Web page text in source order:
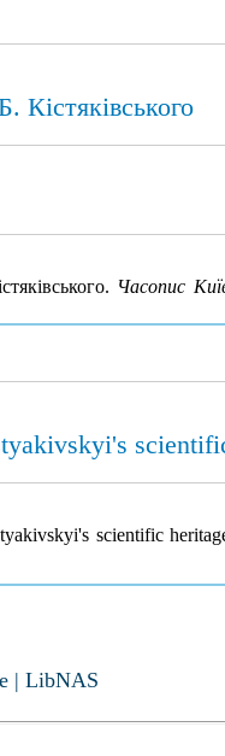
Кістяківського
Часопис
scientific
| LibNAS